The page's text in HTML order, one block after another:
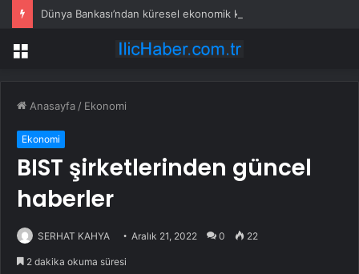
Dünya Bankası’ndan küresel ekonomik kriz uyarısı
Menü
Anasayfa / Ekonomi
Ekonomi
BIST şirketlerinden güncel
haberler
SERHAT KAHYA Aralık 21, 2022 0 22
2 dakika okuma süresi